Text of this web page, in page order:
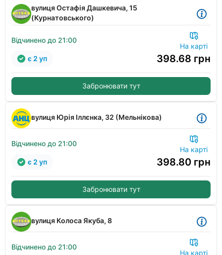
вулиця Остафія Дашкевича, 15
(Курнатовського)
Відчинено до 21:00
На карті
398.68 грн
є 2 уп
Забронювати тут
вулиця Юрія Іллєнка, 32 (Мельнікова)
Відчинено до 21:00
На карті
398.80 грн
є 2 уп
Забронювати тут
вулиця Колоса Якуба, 8
Відчинено до 21:00
На карті